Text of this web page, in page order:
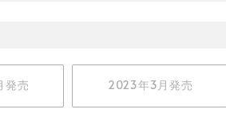
発売 2023年3月発売